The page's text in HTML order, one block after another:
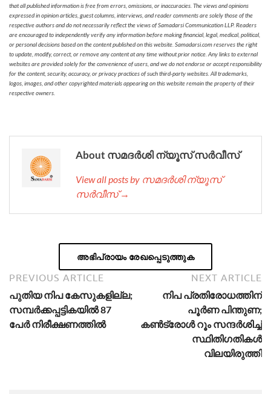
that all published information is free from errors, omissions, or inaccuracies. The views and opinions
expressed in opinion articles, guest columns, interviews, and reader comments are solely those of the
respective authors and do not necessarily reflect the views of Samadarsi Communication LLP. Readers
are encouraged to independently verify any information before making financial, legal, medical, political,
or personal decisions based on the content published on this website. Samadarsi.com reserves the right
to update, modify, correct, or remove any content at any time without prior notice. Any links to external
websites are provided solely for the convenience of users, and we do not endorse or accept responsibility
for the content, security, accuracy, or privacy practices of such third-party websites. All trademarks,
logos, images, and other copyrighted materials appearing on this website remain the property of their
respective owners.
About സമദർശി ന്യൂസ് സർവീസ്
View all posts by സമദർശി ന്യൂസ്
സർവീസ് →
അഭിപ്രായം രേഖപ്പെടുത്തുക
PREVIOUS ARTICLE
പുതിയ നിപ കേസുകളില്ല;
സമ്പർക്കപ്പട്ടികയിൽ 87
പേർ നിരീക്ഷണത്തിൽ
NEXT ARTICLE
നിപ പ്രതിരോധത്തിന്
പൂർണ പിന്തുണ;
കൺട്രോൾ റൂം സന്ദർശിച്ച്
സ്ഥിതിഗതികൾ
വിലയിരുത്തി